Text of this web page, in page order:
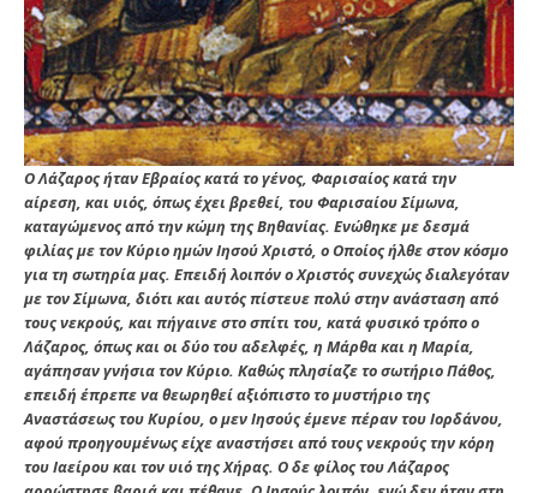
Ο Λάζαρος ήταν Εβραίος κατά το γένος, Φαρισαίος κατά την
αίρεση, και υιός, όπως έχει βρεθεί, του Φαρισαίου Σίμωνα,
καταγώμενος από την κώμη της Βηθανίας. Ενώθηκε με δεσμά
φιλίας με τον Κύριο ημών Ιησού Χριστό, ο Οποίος ήλθε στον κόσμο
για τη σωτηρία μας. Επειδή λοιπόν ο Χριστός συνεχώς διαλεγόταν
με τον Σίμωνα, διότι και αυτός πίστευε πολύ στην ανάσταση από
τους νεκρούς, και πήγαινε στο σπίτι του, κατά φυσικό τρόπο ο
Λάζαρος, όπως και οι δύο του αδελφές, η Μάρθα και η Μαρία,
αγάπησαν γνήσια τον Κύριο. Καθώς πλησίαζε το σωτήριο Πάθος,
επειδή έπρεπε να θεωρηθεί αξιόπιστο το μυστήριο της
Αναστάσεως του Κυρίου, ο μεν Ιησούς έμενε πέραν του Ιορδάνου,
αφού προηγουμένως είχε αναστήσει από τους νεκρούς την κόρη
του Ιαείρου και τον υιό της Χήρας. Ο δε φίλος του Λάζαρος